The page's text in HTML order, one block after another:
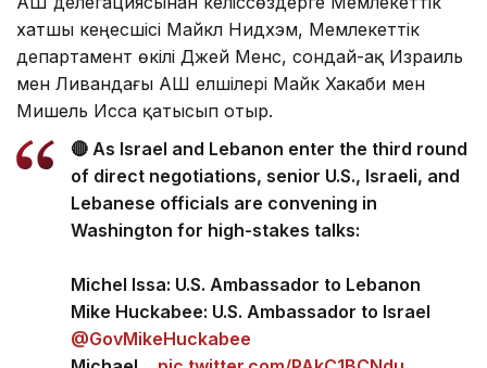
хатшы кеңесшісі Майкл Нидхэм, Мемлекеттік
департамент өкілі Джей Менс, сондай-ақ Израиль
мен Ливандағы АҚШ елшілері Майк Хакаби мен
Мишель Исса қатысып отыр.
🔴 As Israel and Lebanon enter the third round
of direct negotiations, senior U.S., Israeli, and
Lebanese officials are convening in
Washington for high-stakes talks:
Michel Issa: U.S. Ambassador to Lebanon
Mike Huckabee: U.S. Ambassador to Israel
@GovMikeHuckabee